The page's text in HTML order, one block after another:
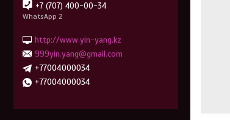
+7 (707) 400-00-34
WhatsApp 2
http://www.yin-yang.kz
999yin.yang@gmail.com
+77004000034
+77004000034